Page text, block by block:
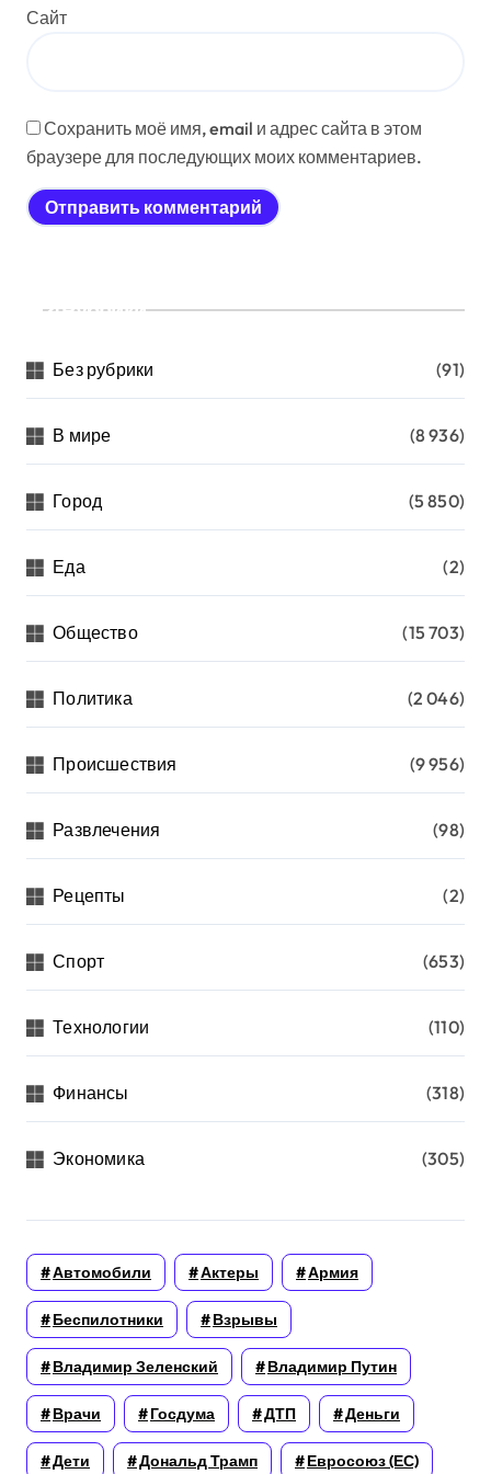
Сайт
Сохранить моё имя, email и адрес сайта в этом
браузере для последующих моих комментариев.
Рубрики
Без рубрики (91)
В мире (8 936)
Город (5 850)
Еда (2)
Общество (15 703)
Политика (2 046)
Происшествия (9 956)
Развлечения (98)
Рецепты (2)
Спорт (653)
Технологии (110)
Финансы (318)
Экономика (305)
Автомобили Актеры Армия
Беспилотники Взрывы
Владимир Зеленский Владимир Путин
Врачи Госдума ДТП Деньги
Дети Дональд Трамп Евросоюз (ЕС)